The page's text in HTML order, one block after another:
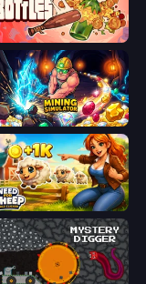
Bottles
Simulator
Need for Sheep: Idle Clicker